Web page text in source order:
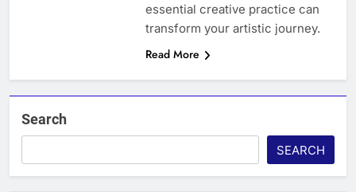
essential creative practice can
transform your artistic journey.
Read More
Search
SEARCH